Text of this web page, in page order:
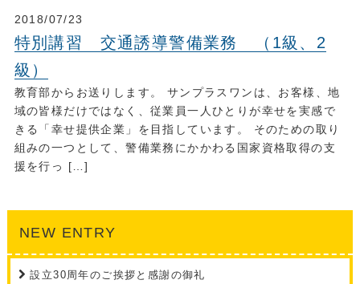
2018/07/23
特別講習 交通誘導警備業務 （1級、2
級）
教育部からお送りします。 サンプラスワンは、お客様、地
域の皆様だけではなく、従業員一人ひとりが幸せを実感で
きる「幸せ提供企業」を目指しています。 そのための取り
組みの一つとして、警備業務にかかわる国家資格取得の支
援を行っ […]
NEW ENTRY
設立30周年のご挨拶と感謝の御礼